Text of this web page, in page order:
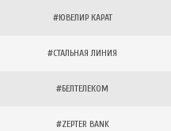
#ЮВЕЛИР КАРАТ
#СТАЛЬНАЯ ЛИНИЯ
#БЕЛТЕЛЕКОМ
#ZEPTER BANK